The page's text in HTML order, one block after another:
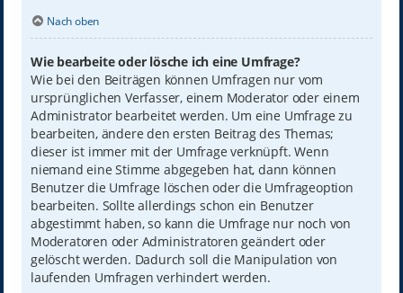
Nach oben
Wie bearbeite oder lösche ich eine Umfrage?
Wie bei den Beiträgen können Umfragen nur vom
ursprünglichen Verfasser, einem Moderator oder einem
Administrator bearbeitet werden. Um eine Umfrage zu
bearbeiten, ändere den ersten Beitrag des Themas;
dieser ist immer mit der Umfrage verknüpft. Wenn
niemand eine Stimme abgegeben hat, dann können
Benutzer die Umfrage löschen oder die Umfrageoption
bearbeiten. Sollte allerdings schon ein Benutzer
abgestimmt haben, so kann die Umfrage nur noch von
Moderatoren oder Administratoren geändert oder
gelöscht werden. Dadurch soll die Manipulation von
laufenden Umfragen verhindert werden.